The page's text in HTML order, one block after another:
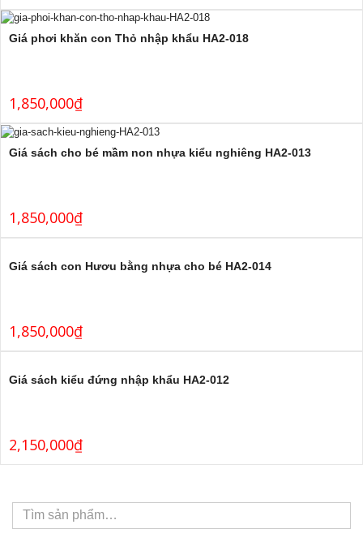
Giá phơi khăn con Thỏ nhập khẩu HA2-018
1,850,000₫
Giá sách cho bé mầm non nhựa kiểu nghiêng HA2-013
1,850,000₫
Giá sách con Hươu bằng nhựa cho bé HA2-014
1,850,000₫
Giá sách kiểu đứng nhập khẩu HA2-012
2,150,000₫